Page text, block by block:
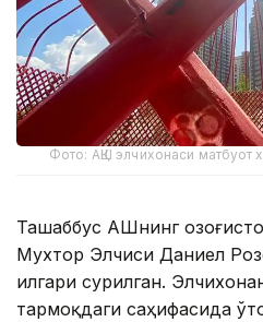
Фото: АҚШ элчихонаси матбуот
Ташаббус АҚШнинг
Мухтор Элчиси Даниел
илгари сурилган.
тармоқдаги саҳифасида